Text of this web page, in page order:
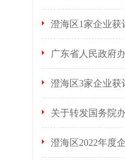
澄海区1家企业获
广东省人民政府
澄海区3家企业获
关于转发国务院
澄海区2022年度